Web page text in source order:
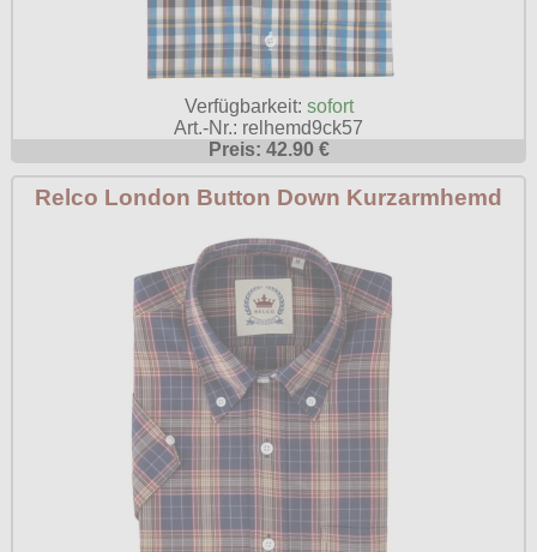
Verfügbarkeit: sofort
Art.-Nr.: relhemd9ck57
Preis: 42.90 €
Relco London Button Down Kurzarmhemd